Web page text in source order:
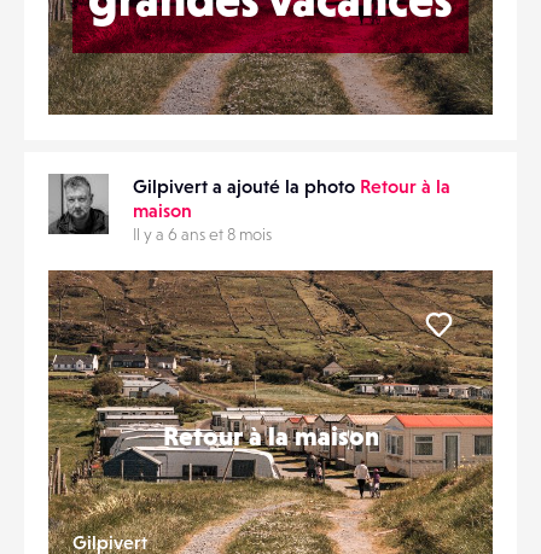
Gilpivert a ajouté la photo Retour à la
maison
Il y a 6 ans et 8 mois
Retour à la maison
Gilpivert
Liker